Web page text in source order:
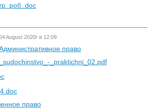
роб..doc
August 2020г в 12:09
право
_praktichni_02.pdf
право